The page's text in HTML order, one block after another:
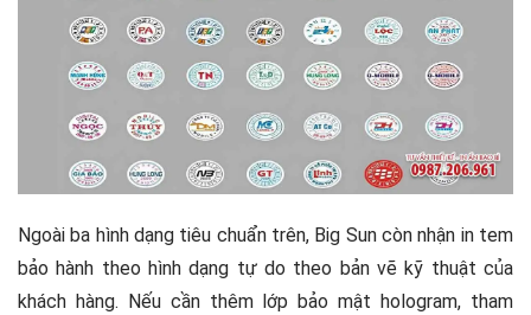
Ngoài ba hình dạng tiêu chuẩn trên, Big Sun còn nhận in tem
bảo hành theo hình dạng tự do theo bản vẽ kỹ thuật của
khách hàng. Nếu cần thêm lớp bảo mật hologram, tham